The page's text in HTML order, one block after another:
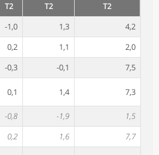
T2 T2
T2
-1,0 1,3
4,2
0,2 1,1
2,0
-0,3 -0,1
7,5
0,1 1,4 7,3
-0,8 -1,9
1,5
0,2 1,6
7,7